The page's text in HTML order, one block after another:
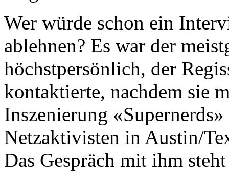
Wer würde schon ein
ablehnen? Es war der
höchstpersönlich, der
kontaktierte, nachdem sie
Inszenierung
Netzaktivisten in Austin/
Das Gespräch mit ihm